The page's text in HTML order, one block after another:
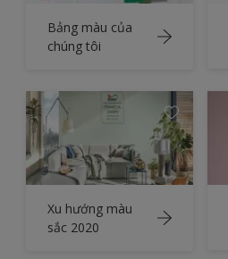
Bảng màu của
chúng tôi
Xu hướng màu
sắc 2020